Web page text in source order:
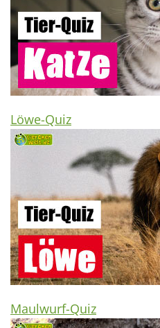
Löwe-Quiz
Maulwurf-Quiz